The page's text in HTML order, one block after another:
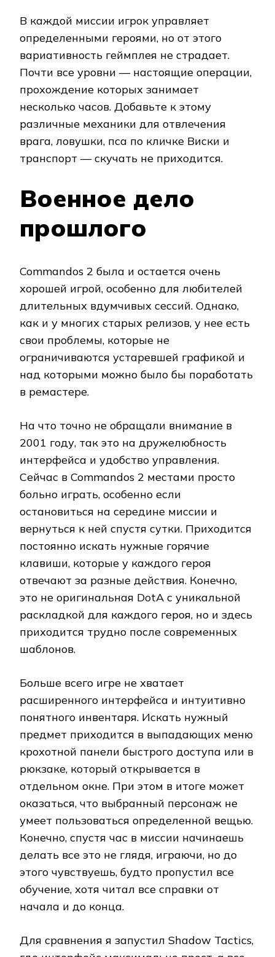
В каждой миссии игрок управляет
определенными героями, но от этого
вариативность геймплея не страдает.
Почти все уровни — настоящие операции,
прохождение которых занимает
несколько часов. Добавьте к этому
различные механики для отвлечения
врага, ловушки, пса по кличке Виски и
транспорт — скучать не приходится.
Военное дело
прошлого
Commandos 2 была и остается очень
хорошей игрой, особенно для любителей
длительных вдумчивых сессий. Однако,
как и у многих старых релизов, у нее есть
свои проблемы, которые не
ограничиваются устаревшей графикой и
над которыми можно было бы поработать
в ремастере.
На что точно не обращали внимание в
2001 году, так это на дружелюбность
интерфейса и удобство управления.
Сейчас в Commandos 2 местами просто
больно играть, особенно если
остановиться на середине миссии и
вернуться к ней спустя сутки. Приходится
постоянно искать нужные горячие
клавиши, которые у каждого героя
отвечают за разные действия. Конечно,
это не оригинальная DotA с уникальной
раскладкой для каждого героя, но и здесь
приходится трудно после современных
шаблонов.
Больше всего игре не хватает
расширенного интерфейса и интуитивно
понятного инвентаря. Искать нужный
предмет приходится в выпадающих меню
крохотной панели быстрого доступа или в
рюкзаке, который открывается в
отдельном окне. При этом в итоге может
оказаться, что выбранный персонаж не
умеет пользоваться определенной вещью.
Конечно, спустя час в миссии начинаешь
делать все это не глядя, играючи, но до
этого чувствуешь, будто пропустил все
обучение, хотя читал все справки от
начала и до конца.
Для сравнения я запустил Shadow Tactics,